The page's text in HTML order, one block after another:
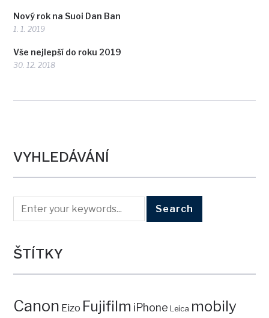
Nový rok na Suoi Dan Ban
1. 1. 2019
Vše nejlepší do roku 2019
30. 12. 2018
VYHLEDÁVÁNÍ
ŠTÍTKY
Canon Eizo Fujifilm iPhone Leica mobily